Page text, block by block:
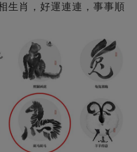
生肖，好運連連，事事順